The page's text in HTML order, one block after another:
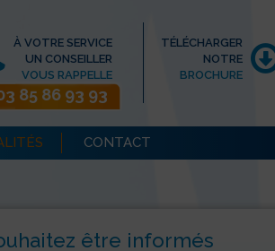
À VOTRE SERVICE
UN CONSEILLER
VOUS RAPPELLE
85 86 93 93
TÉLÉCHARGER
NOTRE
BROCHURE
CONTACT
être informés